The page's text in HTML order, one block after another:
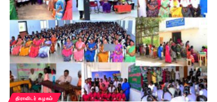
திராவிடர் கழகம்